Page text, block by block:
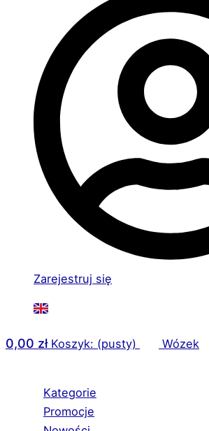
Zarejestruj się
0,00 zł Koszyk: (pusty) Wózek
Kategorie
Promocje